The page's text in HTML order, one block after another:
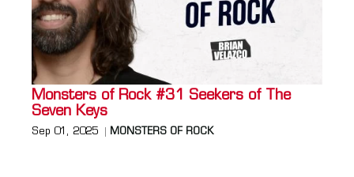
Monsters of Rock #31 Seekers of The
Seven Keys
Sep 01, 2025 MONSTERS OF ROCK